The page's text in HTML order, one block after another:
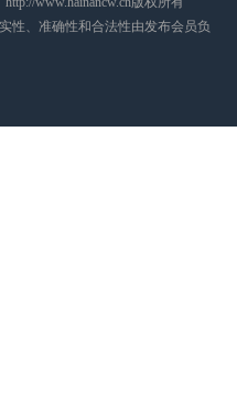
性、准确性和合法性由发布会员负